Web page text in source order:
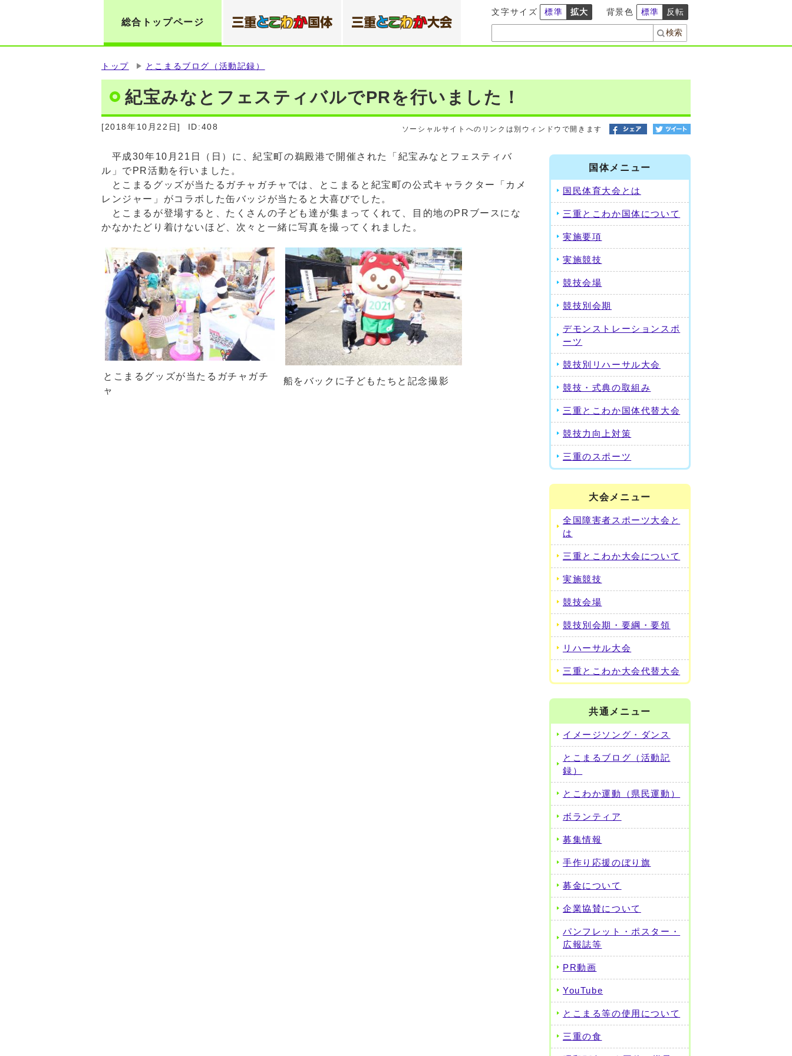
総合トップページ
文字サイズ 標準 拡大 背景色 標準 反転
トップ とこまるブログ（活動記録）
紀宝みなとフェスティバルでPRを行いました！
[2018年10月22日] ID:408 ソーシャルサイトへのリンクは別ウィンドウで開きます
平成30年10月21日（日）に、紀宝町の鵜殿港で開催された「紀宝みなとフェスティバ
ル」でPR活動を行いました。
とこまるグッズが当たるガチャガチャでは、とこまると紀宝町の公式キャラクター「カメ
レンジャー」がコラボした缶バッジが当たると大喜びでした。
とこまるが登場すると、たくさんの子ども達が集まってくれて、目的地のPRブースにな
かなかたどり着けないほど、次々と一緒に写真を撮ってくれました。
とこまるグッズが当たるガチャガチ
ャ
船をバックに子どもたちと記念撮影
国体メニュー
国民体育大会とは
三重とこわか国体について
実施要項
実施競技
競技会場
競技別会期
デモンストレーションスポ
ーツ
競技別リハーサル大会
競技・式典の取組み
三重とこわか国体代替大会
競技力向上対策
三重のスポーツ
大会メニュー
全国障害者スポーツ大会と
は
三重とこわか大会について
実施競技
競技会場
競技別会期・要綱・要領
リハーサル大会
三重とこわか大会代替大会
共通メニュー
イメージソング・ダンス
とこまるブログ（活動記
録）
とこわか運動（県民運動）
ボランティア
募集情報
手作り応援のぼり旗
募金について
企業協賛について
パンフレット・ポスター・
広報誌等
PR動画
YouTube
とこまる等の使用について
三重の食